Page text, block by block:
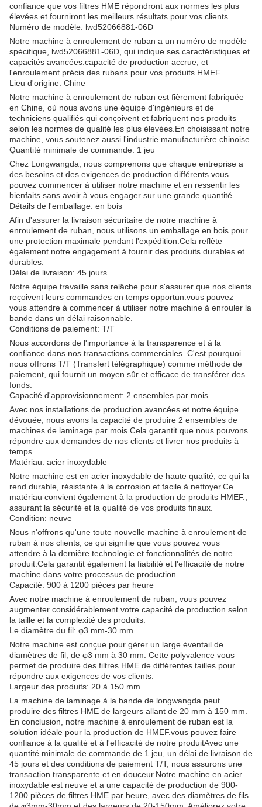
confiance que vos filtres HME répondront aux normes les plus
élevées et fourniront les meilleurs résultats pour vos clients.
Numéro de modèle: lwd52066881-06D
Notre machine à enroulement de ruban a un numéro de modèle
spécifique, lwd52066881-06D, qui indique ses caractéristiques et
capacités avancées.capacité de production accrue, et
l'enroulement précis des rubans pour vos produits HMEF.
Lieu d'origine: Chine
Notre machine à enroulement de ruban est fièrement fabriquée
en Chine, où nous avons une équipe d'ingénieurs et de
techniciens qualifiés qui conçoivent et fabriquent nos produits
selon les normes de qualité les plus élevées.En choisissant notre
machine, vous soutenez aussi l'industrie manufacturière chinoise.
Quantité minimale de commande: 1 jeu
Chez Longwangda, nous comprenons que chaque entreprise a
des besoins et des exigences de production différents.vous
pouvez commencer à utiliser notre machine et en ressentir les
bienfaits sans avoir à vous engager sur une grande quantité.
Détails de l'emballage: en bois
Afin d'assurer la livraison sécuritaire de notre machine à
enroulement de ruban, nous utilisons un emballage en bois pour
une protection maximale pendant l'expédition.Cela reflète
également notre engagement à fournir des produits durables et
durables.
Délai de livraison: 45 jours
Notre équipe travaille sans relâche pour s'assurer que nos clients
reçoivent leurs commandes en temps opportun.vous pouvez
vous attendre à commencer à utiliser notre machine à enrouler la
bande dans un délai raisonnable.
Conditions de paiement: T/T
Nous accordons de l'importance à la transparence et à la
confiance dans nos transactions commerciales. C'est pourquoi
nous offrons T/T (Transfert télégraphique) comme méthode de
paiement, qui fournit un moyen sûr et efficace de transférer des
fonds.
Capacité d'approvisionnement: 2 ensembles par mois
Avec nos installations de production avancées et notre équipe
dévouée, nous avons la capacité de produire 2 ensembles de
machines de laminage par mois.Cela garantit que nous pouvons
répondre aux demandes de nos clients et livrer nos produits à
temps.
Matériau: acier inoxydable
Notre machine est en acier inoxydable de haute qualité, ce qui la
rend durable, résistante à la corrosion et facile à nettoyer.Ce
matériau convient également à la production de produits HMEF.,
assurant la sécurité et la qualité de vos produits finaux.
Condition: neuve
Nous n'offrons qu'une toute nouvelle machine à enroulement de
ruban à nos clients, ce qui signifie que vous pouvez vous
attendre à la dernière technologie et fonctionnalités de notre
produit.Cela garantit également la fiabilité et l'efficacité de notre
machine dans votre processus de production.
Capacité: 900 à 1200 pièces par heure
Avec notre machine à enroulement de ruban, vous pouvez
augmenter considérablement votre capacité de production.selon
la taille et la complexité des produits.
Le diamètre du fil: φ3 mm-30 mm
Notre machine est conçue pour gérer un large éventail de
diamètres de fil, de φ3 mm à 30 mm. Cette polyvalence vous
permet de produire des filtres HME de différentes tailles pour
répondre aux exigences de vos clients.
Largeur des produits: 20 à 150 mm
La machine de laminage à la bande de longwangda peut
produire des filtres HME de largeurs allant de 20 mm à 150 mm.
En conclusion, notre machine à enroulement de ruban est la
solution idéale pour la production de HMEF.vous pouvez faire
confiance à la qualité et à l'efficacité de notre produitAvec une
quantité minimale de commande de 1 jeu, un délai de livraison de
45 jours et des conditions de paiement T/T, nous assurons une
transaction transparente et en douceur.Notre machine en acier
inoxydable est neuve et a une capacité de production de 900-
1200 pièces de filtres HME par heure, avec des diamètres de fils